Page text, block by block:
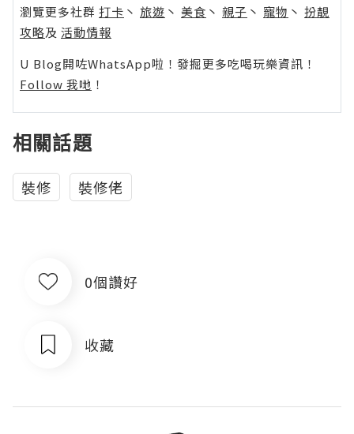
瀏覽更多社群 打卡 丶 旅遊 丶 美食 丶 親子 丶 寵物 丶 扮靚
攻略及 活動情報
U Blog開咗WhatsApp啦！發掘更多吃喝玩樂資訊！
Follow 我哋 ！
相關話題
裝修 裝修佬
0個讚好
收藏